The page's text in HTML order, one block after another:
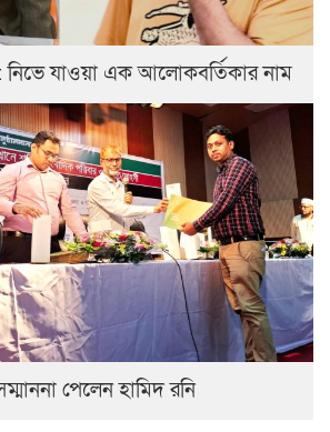
নিভে যাওয়া এক আলোকবর্তিকার নাম
পেলেন হামিদ রনি